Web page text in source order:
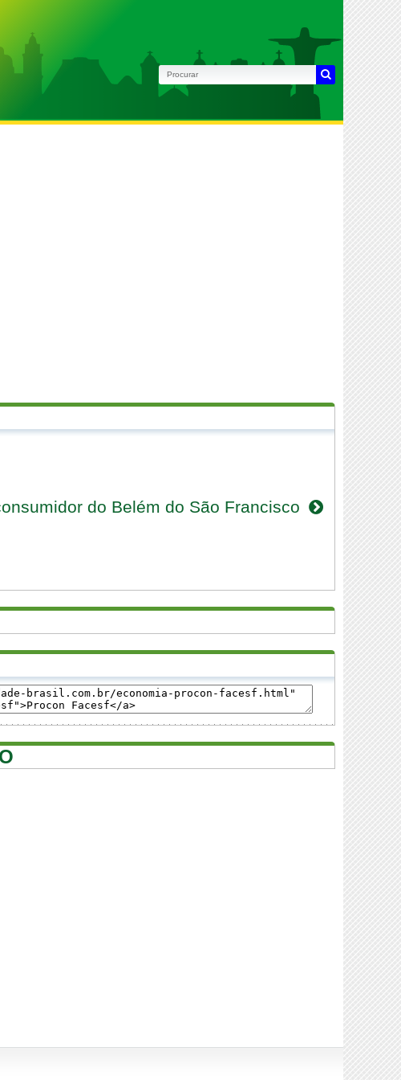
do Belém do São Francisco